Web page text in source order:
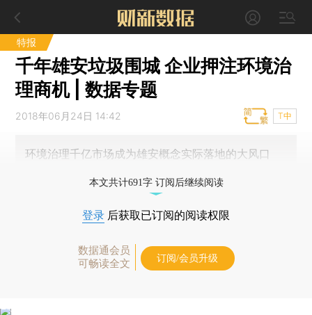
特报
千年雄安垃圾围城 企业押注环境治
理商机 | 数据专题
2018年06月24日 14:42 T中
环境治理千亿市场成为雄安概念实际落地的大风口
本文共计691字 订阅后继续阅读
登录 后获取已订阅的阅读权限
数据通会员
可畅读全文
订阅/会员升级